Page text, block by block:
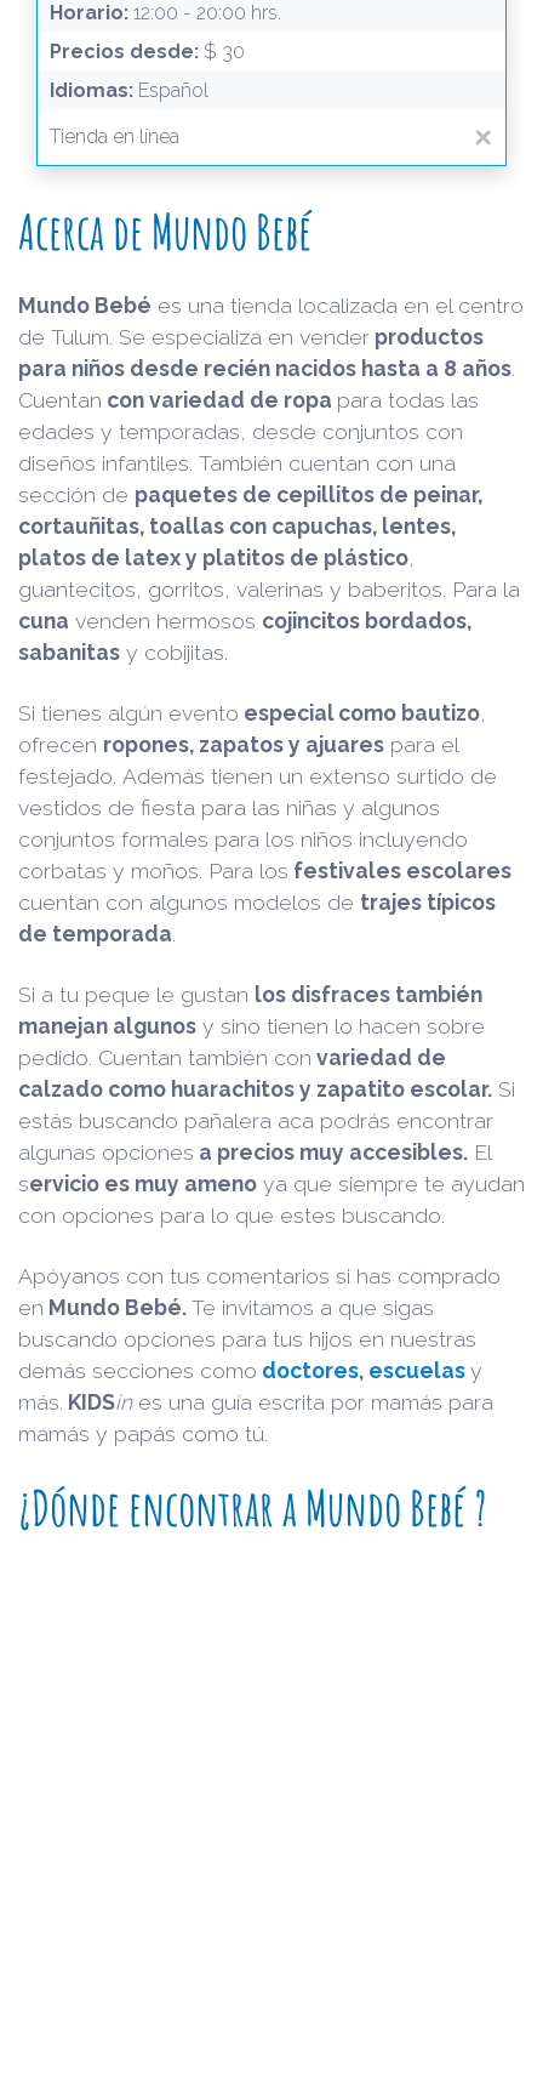
Horario: 12:00 - 20:00 hrs.
Precios desde: $ 30
Idiomas: Español
Tienda en línea
Acerca de Mundo Bebé
Mundo Bebé es una tienda localizada en el centro
de Tulum. Se especializa en vender productos
para niños desde recién nacidos hasta a 8 años
Cuentan con variedad de ropa para todas las
edades y temporadas, desde conjuntos con
diseños infantiles. También cuentan con una
sección de paquetes de cepillitos de peinar,
cortauñitas, toallas con capuchas, lentes,
platos de latex y platitos de plástico
guantecitos, gorritos, valerinas y baberitos. Para la
cuna venden hermosos cojincitos bordados,
sabanitas y cobijitas.
Si tienes algún evento especial como bautizo
ofrecen ropones, zapatos y ajuares para el
festejado. Además tienen un extenso surtido de
vestidos de fiesta para las niñas y algunos
conjuntos formales para los niños incluyendo
corbatas y moños. Para los festivales escolares
cuentan con algunos modelos de trajes típicos
de temporada
Si a tu peque le gustan los disfraces también
manejan algunos y sino tienen lo hacen sobre
pedido. Cuentan también con variedad de
calzado como huarachitos y zapatito escolar. Si
estás buscando pañalera aca podrás encontrar
algunas opciones a precios muy accesibles. El
servicio es muy ameno ya que siempre te ayudan
con opciones para lo que estes buscando.
Apóyanos con tus comentarios si has comprado
en Mundo Bebé.Te invitamos a que sigas
buscando opciones para tus hijos en nuestras
demás secciones como doctores, escuelasy
más. KIDSines una guía escrita por mamás para
mamás y papás como tú.
¿Dónde encontrar a Mundo Bebé ?